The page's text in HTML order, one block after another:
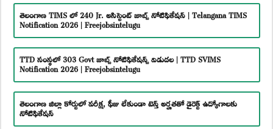
తెలంగాణ TIMS లో 240 Jr. అసిస్టెంట్ జాబ్స్ నోటిఫికేషన్ | Telangana TIMS
Notification 2026 | Freejobsintelugu
TTD సంస్థలో 303 Govt జాబ్స్ నోటిఫికేషన్స్ విడుదల | TTD SVIMS
Notification 2026 | Freejobsintelugu
తెలంగాణ జిల్లా కోర్టులో పరీక్ష, ఫీజు లేకుండా టెన్త్ అర్హతతో డైరెక్ట్ ఉద్యోగాలకు
నోటిఫికేషన్